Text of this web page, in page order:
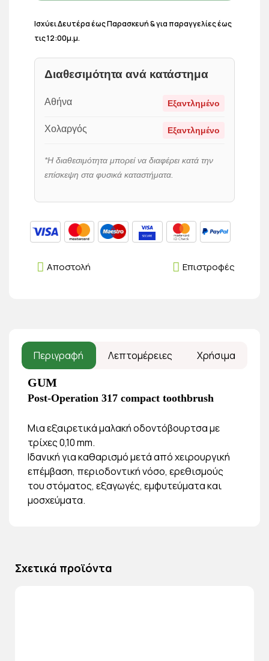
Ισχύει Δευτέρα έως Παρασκευή & για παραγγελίες έως
τις 12:00μ.μ.
Διαθεσιμότητα ανά κατάστημα
Αθήνα Εξαντλημένο
Χολαργός Εξαντλημένο
*Η διαθεσιμότητα μπορεί να διαφέρει κατά την
επίσκεψη στα φυσικά καταστήματα.
Επιστροφές
Αποστολή
Περιγραφή Λεπτομέρειες Χρήσιμα
GUM
Post-Operation 317 compact toothbrush
Μια εξαιρετικά μαλακή οδοντόβουρτσα με
τρίχες 0,10 mm.
Ιδανική για καθαρισμό μετά από χειρουργική
επέμβαση, περιοδοντική νόσο, ερεθισμούς
του στόματος, εξαγωγές, εμφυτεύματα και
μοσχεύματα.
Σχετικά προϊόντα